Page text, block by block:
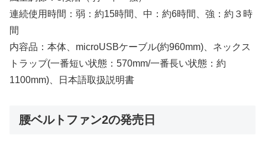
連続使用時間：弱：約15時間、中：約6時間、強：約３時
間
内容品：本体、microUSBケーブル(約960mm)、ネックス
トラップ(一番短い状態：570mm/一番長い状態：約
1100mm)、日本語取扱説明書
腰ベルトファン2の発売日